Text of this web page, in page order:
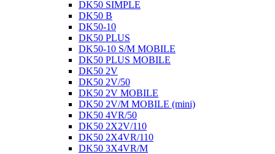
DK50 SIMPLE
DK50 B
DK50-10
DK50 PLUS
DK50-10 S/M MOBILE
DK50 PLUS MOBILE
DK50 2V
DK50 2V/50
DK50 2V MOBILE
DK50 2V/M MOBILE (mini)
DK50 4VR/50
DK50 2X2V/110
DK50 2X4VR/110
DK50 3X4VR/M